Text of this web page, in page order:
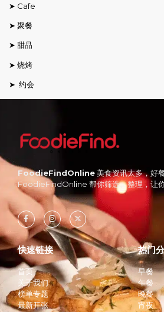
➤ Cafe
➤ 聚餐
➤ 甜品
➤ 烧烤
➤ 约会
FoodieFindOnline美食资讯太多，好
FoodieFindOnline 帮你筛选、整理，让你
快速链接
首页
关于我们
榜单专题
最新开张
热门
早餐
午餐
晚餐
宵夜